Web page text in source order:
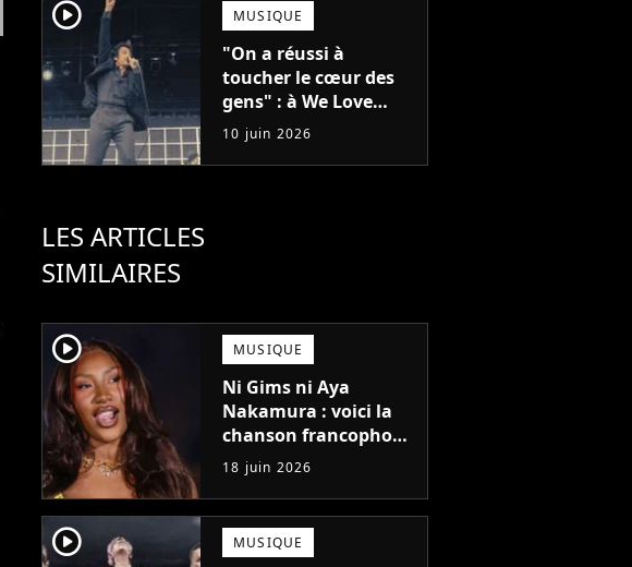
player2 MUSIQUE
"On a réussi à
toucher le cœur des
gens" : à We Love
Green, Feu!
Chatterton s'impose
comme le groupe rock
10 juin 2026
LES ARTICLES
SIMILAIRES
player2 MUSIQUE
Ni Gims ni Aya
Nakamura : voici la
chanson francophone
la plus écoutée à
l'étranger en 2025 !
18 juin 2026
player2 MUSIQUE